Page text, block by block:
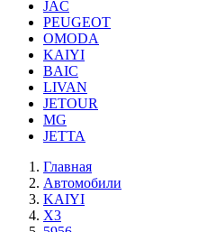
JAC
PEUGEOT
OMODA
KAIYI
BAIC
LIVAN
JETOUR
MG
JETTA
Главная
Автомобили
KAIYI
X3